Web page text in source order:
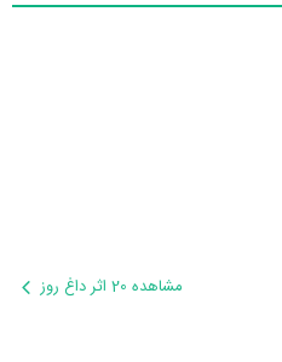
مشاهده 20 اثر داغ روز